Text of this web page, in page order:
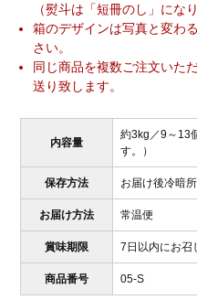
（熨斗は「短冊のし」にな
箱のデザインは写真と変わ
さい。
同じ商品を複数ご注文いた
送り致します。
内容量
約3kg／9～13
す。）
保存方法 お届け後冷暗
お届け方法 常温便
賞味期限 7日以内にお召
商品番号 05-S